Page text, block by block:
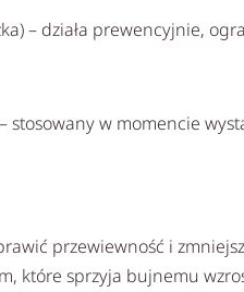
– działa prewencyjnie,
stosowany w momencie
przewiewność i
które sprzyja bujnemu